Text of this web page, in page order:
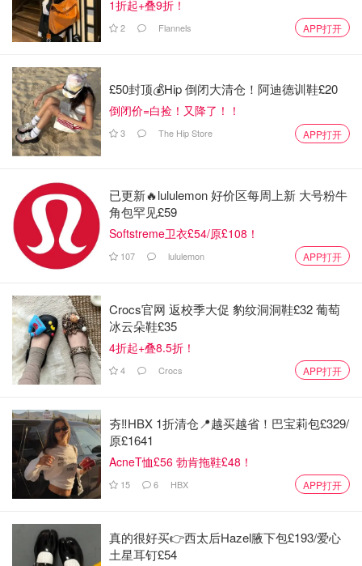
1折起+叠9折！
2 Flannels APP打开
£50封顶💰Hip 倒闭大清仓！阿迪德训鞋£20
倒闭价=白捡！又降了！！
3 The Hip Store APP打开
已更新🔥lululemon 好价区每周上新 大号粉牛
角包罕见£59
Softstreme卫衣£54/原£108！
107 lululemon APP打开
Crocs官网 返校季大促 豹纹洞洞鞋£32 葡萄
冰云朵鞋£35
4折起+叠8.5折！
4 Crocs APP打开
夯‼️HBX 1折清仓📍越买越省！巴宝莉包£329/
原£1641
AcneT恤£56 勃肯拖鞋£48！
15 6 HBX APP打开
真的很好买👉西太后Hazel腋下包£193/爱心
土星耳钉£54